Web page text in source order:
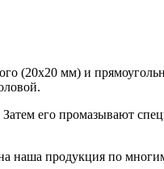
(20х20 мм) и
его промазывают
наша продукция по